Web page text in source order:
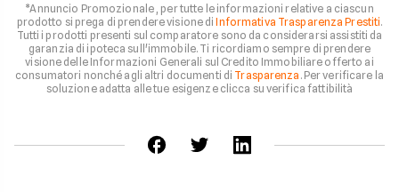
*Annuncio Promozionale , per tutte le informazioni relative a ciascun
prodotto si prega di prendere visione diInformativa Trasparenza Prestiti.
Tutti i prodotti presenti sul comparatore sono da considerarsi assistiti da
garanzia di ipoteca sull'immobile. Ti ricordiamo sempre di prendere
visione delle Informazioni Generali sul Credito Immobiliare offerto ai
consumatori nonché agli altri documenti di Trasparenza . Per verificare la
soluzione adatta alle tue esigenze clicca su verifica fattibilità